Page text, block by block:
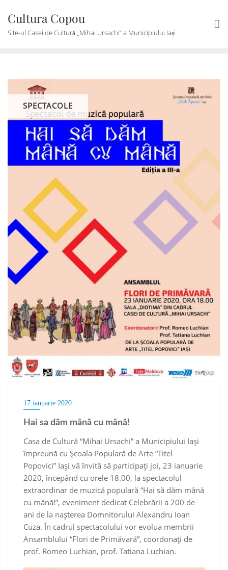
content
Cultura Copou
Site-ul Casei de Cultură „Mihai Ursachi“ a Municipiului Iași
SPECTACOLE
17 ianuarie 2020
Hai sa dăm mână cu mână!
Casa de Cultură “Mihai Ursachi” a Municipiului Iaşi
împreună cu Școala Populară de Arte “Titel
Popovici” Iaşi vă învită să participaţi joi, 23 ianuarie
2020, începând cu orele 18.00, la spectacolul
extraordinar de muzică populară “Hai să dăm mână
cu mână!”, eveniment dedicat Celebrării a 200 de
ani de la nașterea Domnitorului Alexandru Ioan
Cuza. În cadrul spectacolului vor evolua membrii
Ansamblului “Flori de Primăvară”, coordonaţi de
prof. Romeo Luchian, prof. Tatiana Luchian.